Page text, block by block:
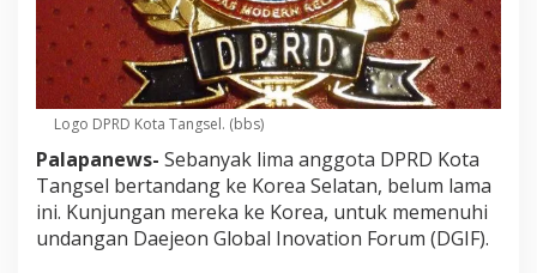
Logo DPRD Kota Tangsel. (bbs)
Palapanews- Sebanyak lima anggota DPRD Kota
Tangsel bertandang ke Korea Selatan, belum lama
ini. Kunjungan mereka ke Korea, untuk memenuhi
undangan Daejeon Global Inovation Forum (DGIF).